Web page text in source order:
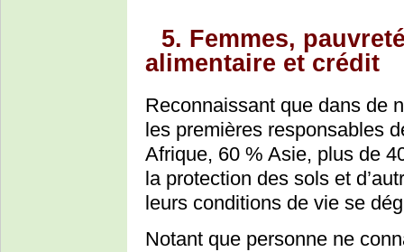
5. Femmes,
alimentaire et crédit
Reconnaissant que dans de
les premières responsables
Afrique, 60 % Asie, plus de
la protection des sols et
leurs conditions de vie se
Notant que personne ne